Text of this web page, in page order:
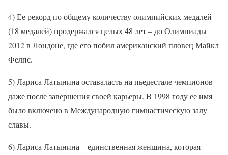
4) Ее рекорд по общему количеству олимпийских медалей
(18 медалей) продержался целых 48 лет – до Олимпиады
2012 в Лондоне, где его побил американский пловец Майкл
Фелпс.
5) Лариса Латынина оставаласть на пьедестале чемпионов
даже после завершения своей карьеры. В 1998 году ее имя
было включено в Международную гимнастическую залу
славы.
6) Лариса Латынина – единственная женщина, которая